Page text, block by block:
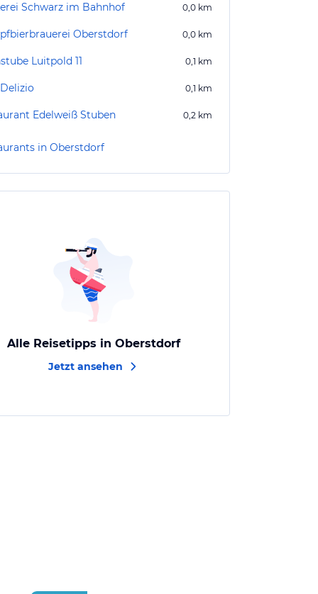
Schwarz im Bahnhof 0,0 km
Oberstdorf 0,0 km
Luitpold 11 0,1 km
0,1 km
Edelweiß Stuben 0,2 km
in Oberstdorf
Alle Reisetipps in Oberstdorf
Jetzt ansehen